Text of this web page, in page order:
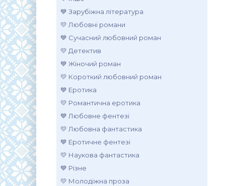
💙 Зарубіжна література
💛 Любовні романи
💙 Сучасний любовний роман
💛 Детектив
💙 Жіночий роман
💛 Короткий любовний роман
💙 Еротика
💛 Романтична еротика
💙 Любовне фентезі
💛 Любовна фантастика
💙 Еротичне фентезі
💛 Наукова фантастика
💙 Різне
💛 Молодіжна проза